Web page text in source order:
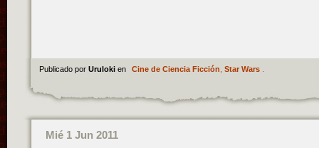
Publicado por Uruloki en Cine de Ciencia Ficción Star Wars.
Mié 1 Jun 2011